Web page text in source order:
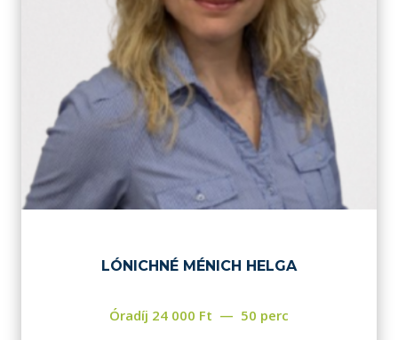
LÓNICHNÉ MÉNICH HELGA
Óradíj 24 000 Ft 50 perc